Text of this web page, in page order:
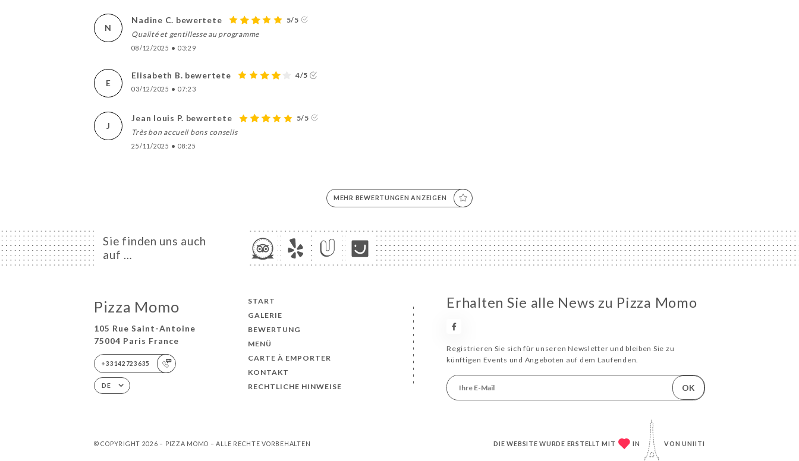
N
Nadine C. bewertete
5/5
Qualité et gentillesse au programme
08/12/2025 • 03:29
E
Elisabeth B. bewertete 4/5
03/12/2025 • 07:23
J
Jean louis P. bewertete
5/5
Très bon accueil bons conseils
25/11/2025 • 08:25
MEHR BEWERTUNGEN ANZEIGEN
Sie finden uns auch
auf …
Pizza Momo
105 Rue Saint-Antoine
75004 Paris France
+33142723635
DE
START
GALERIE
BEWERTUNG
MENÜ
CARTE À EMPORTER
KONTAKT
RECHTLICHE HINWEISE
Erhalten Sie alle News zu Pizza Momo
Registrieren Sie sich für unseren Newsletter und bleiben Sie zu
künftigen Events und Angeboten auf dem Laufenden.
OK
© COPYRIGHT 2026 – PIZZA MOMO – ALLE RECHTE VORBEHALTEN DIE WEBSITE WURDE ERSTELLT MIT IN VONUNIITI